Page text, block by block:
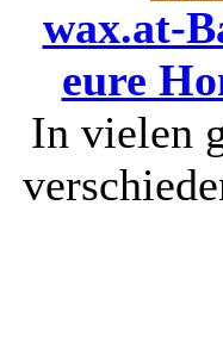
wax.at-
eure
In vielen